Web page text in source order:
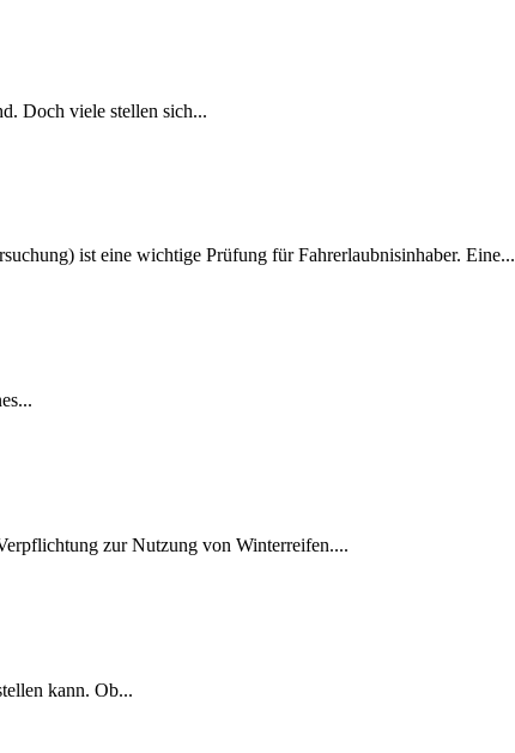
Doch viele stellen sich‍...
ist eine wichtige Prüfung für Fahrerlaubnisinhaber. Eine...
zur Nutzung von Winterreifen....
kann. Ob...